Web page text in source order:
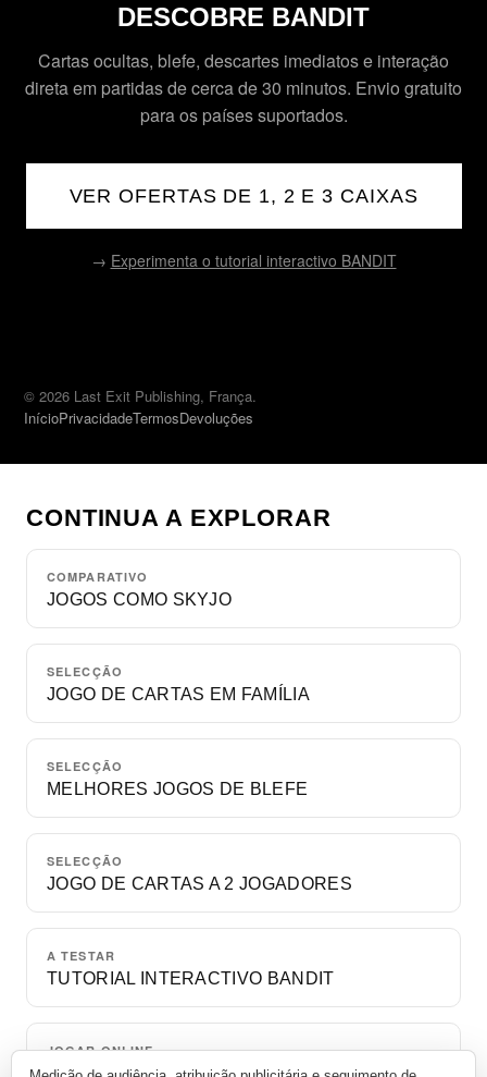
DESCOBRE BANDIT
Cartas ocultas, blefe, descartes imediatos e interação
direta em partidas de cerca de 30 minutos. Envio gratuito
para os países suportados.
VER OFERTAS DE 1, 2 E 3 CAIXAS
→ Experimenta o tutorial interactivo BANDIT
© 2026 Last Exit Publishing, França.
InícioPrivacidadeTermosDevoluções
CONTINUA A EXPLORAR
COMPARATIVO
JOGOS COMO SKYJO
SELECÇÃO
JOGO DE CARTAS EM FAMÍLIA
SELECÇÃO
MELHORES JOGOS DE BLEFE
SELECÇÃO
JOGO DE CARTAS A 2 JOGADORES
A TESTAR
TUTORIAL INTERACTIVO BANDIT
JOGAR ONLINE
UMA PARTIDA GRÁTIS CONTRA BOTS